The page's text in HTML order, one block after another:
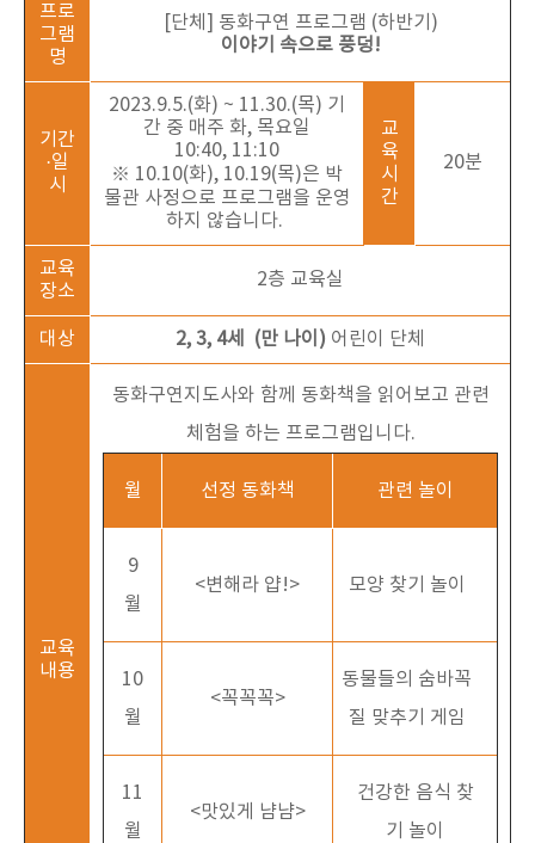
프로
그램
명
[단체] 동화구연 프로그램 (하반기)
이야기 속으로 풍덩!
기간
·일
시
2023.9.5.(화) ~ 11.30.(목) 기
간 중 매주 화, 목요일
10:40, 11:10
※ 10.10(화), 10.19(목)은 박
물관 사정으로 프로그램을 운영
하지 않습니다.
교
육
시
간
20분
교육
장소
2층 교육실
대상 2, 3, 4세 (만 나이) 어린이 단체
교육
내용
동화구연지도사와 함께 동화책을 읽어보고 관련
체험을 하는 프로그램입니다.
월 선정 동화책 관련 놀이
9
월
<변해라 얍!> 모양 찾기 놀이
10
월
<꼭꼭꼭>
동물들의 숨바꼭
질 맞추기 게임
11
월
<맛있게 냠냠>
건강한 음식 찾
기 놀이